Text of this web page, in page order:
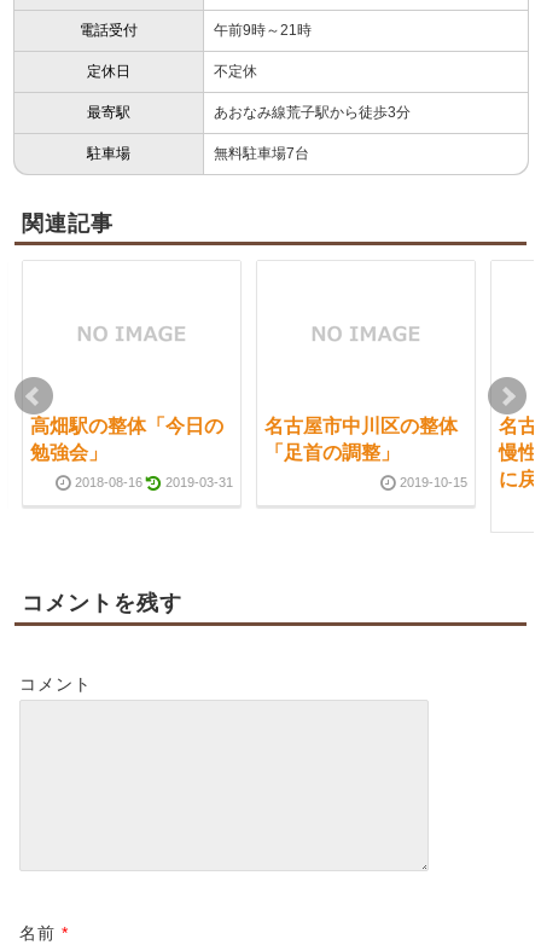
電話受付 午前9時～21時
定休日 不定休
最寄駅 あおなみ線荒子駅から徒歩3分
駐車場 無料駐車場7台
関連記事
高畑駅の整体「今日の
勉強会」
2018-08-16 2019-03-31
名古屋市中川区の整体
「足首の調整」
2019-10-15
名
慢
に
コメントを残す
コメント
名前 *